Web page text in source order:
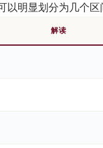
以明显划分为几个区
解读